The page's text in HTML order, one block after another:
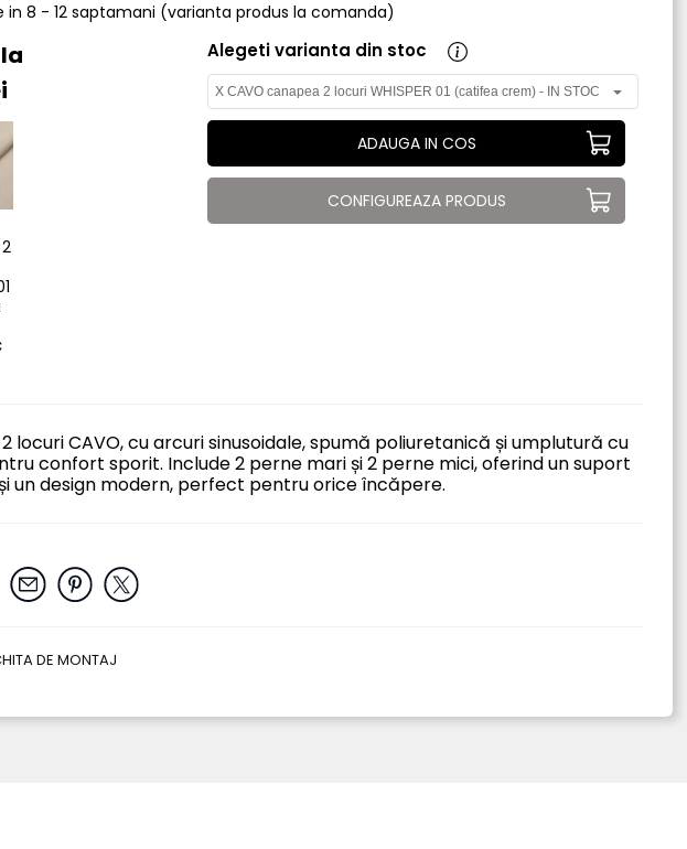
in 8 - 12 saptamani (varianta produs la comanda)
Alegeti varianta din stoc
ADAUGA IN COS
CONFIGUREAZA PRODUS
locuri CAVO, cu arcuri sinusoidale, spumă poliuretanică și umplutură cu
confort sporit. Include 2 perne mari și 2 perne mici, oferind un suport
un design modern, perfect pentru orice încăpere.
DE MONTAJ